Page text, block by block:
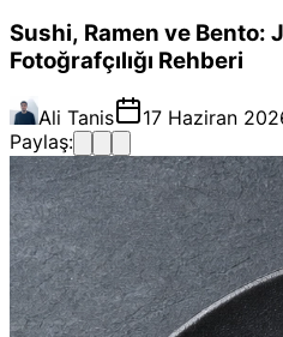
Sushi, Ramen ve Bento:
Fotoğrafçılığı Rehberi
Ali Tanis 17 Haziran
Paylaş: